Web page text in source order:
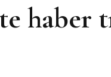
haber